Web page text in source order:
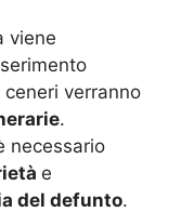
viene
ceneri verranno
.
necessario
e
del defunto.